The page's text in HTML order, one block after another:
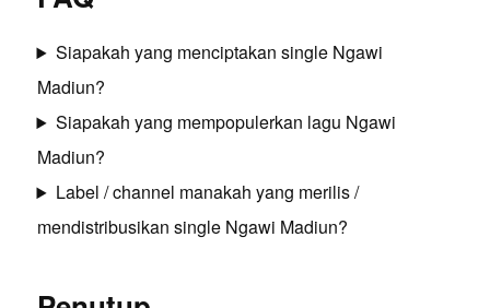
Siapakah yang menciptakan single Ngawi
Madiun?
Siapakah yang mempopulerkan lagu Ngawi
Madiun?
Label / channel manakah yang merilis /
mendistribusikan single Ngawi Madiun?